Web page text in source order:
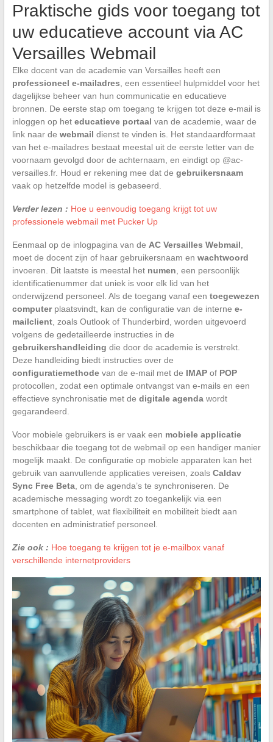
Praktische gids voor toegang tot
uw educatieve account via AC
Versailles Webmail
Elke docent van de academie van Versailles heeft een
professioneel e-mailadres , een essentieel hulpmiddel voor het
dagelijkse beheer van hun communicatie en educatieve
bronnen. De eerste stap om toegang te krijgen tot deze e-mail is
inloggen op het educatieve portaal van de academie, waar de
link naar de webmail dienst te vinden is. Het standaardformaat
van het e-mailadres bestaat meestal uit de eerste letter van de
voornaam gevolgd door de achternaam, en eindigt op @ac-
versailles.fr. Houd er rekening mee dat de gebruikersnaam
vaak op hetzelfde model is gebaseerd.
Verder lezen : Hoe u eenvoudig toegang krijgt tot uw
professionele webmail met Pucker Up
Eenmaal op de inlogpagina van de AC Versailles Webmail
moet de docent zijn of haar gebruikersnaam en wachtwoord
invoeren. Dit laatste is meestal het numen , een persoonlijk
identificatienummer dat uniek is voor elk lid van het
onderwijzend personeel. Als de toegang vanaf een toegewezen
computerplaatsvindt, kan de configuratie van de interne e-
mailclient, zoals Outlook of Thunderbird, worden uitgevoerd
volgens de gedetailleerde instructies in de
gebruikershandleiding die door de academie is verstrekt.
Deze handleiding biedt instructies over de
configuratiemethodevan de e-mail met de IMAPof POP
protocollen, zodat een optimale ontvangst van e-mails en een
effectieve synchronisatie met de digitale agendawordt
gegarandeerd.
Voor mobiele gebruikers is er vaak een mobiele applicatie
beschikbaar die toegang tot de webmail op een handiger manier
mogelijk maakt. De configuratie op mobiele apparaten kan het
gebruik van aanvullende applicaties vereisen, zoals Caldav
Sync Free Beta, om de agenda’s te synchroniseren. De
academische messaging wordt zo toegankelijk via een
smartphone of tablet, wat flexibiliteit en mobiliteit biedt aan
docenten en administratief personeel.
Zie ook : Hoe toegang te krijgen tot je e-mailbox vanaf
verschillende internetproviders